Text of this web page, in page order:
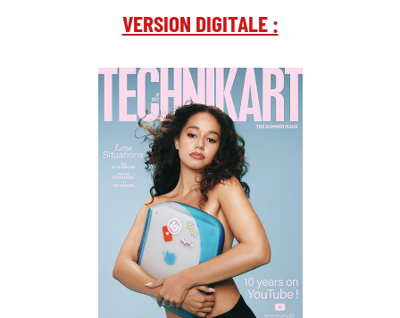
VERSION DIGITALE :